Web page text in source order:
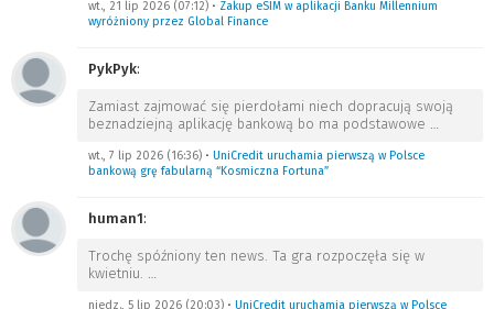
wt., 21 lip 2026 (07:12) • Zakup eSIM w aplikacji Banku Millennium
wyróżniony przez Global Finance
PykPyk:
Zamiast zajmować się pierdołami niech dopracują swoją
beznadziejną aplikację bankową bo ma podstawowe …
wt., 7 lip 2026 (16:36) • UniCredit uruchamia pierwszą w Polsce
bankową grę fabularną “Kosmiczna Fortuna”
human1:
Trochę spóźniony ten news. Ta gra rozpoczęła się w
kwietniu. …
niedz., 5 lip 2026 (20:03) • UniCredit uruchamia pierwszą w Polsce